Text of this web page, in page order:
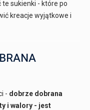
sukienki - które po
kreacje wyjątkowe i
- dobrze dobrana
i walory - jest